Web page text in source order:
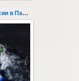
В Логово Дракона фото экскурсии в Паттайе 18
тур из
18